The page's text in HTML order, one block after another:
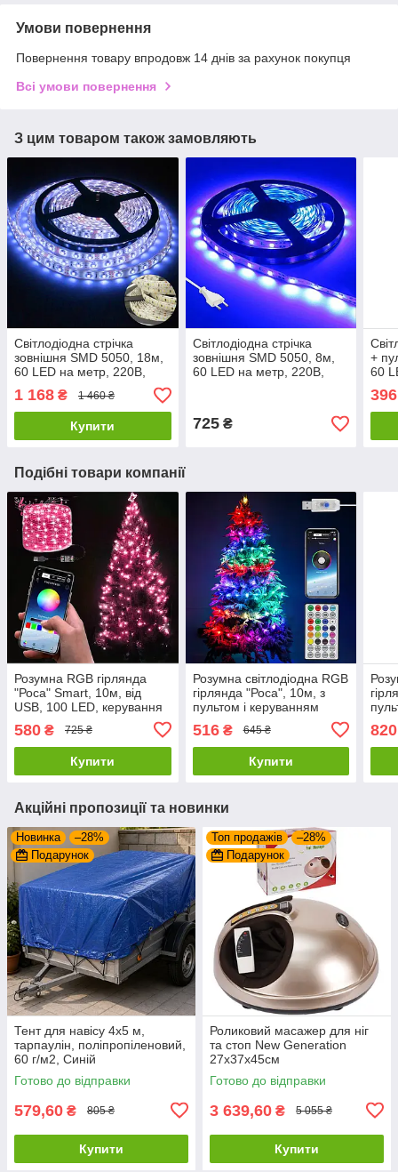
Умови повернення
Повернення товару впродовж 14 днів за рахунок покупця
Всі умови повернення
З цим товаром також замовляють
Світлодіодна стрічка
зовнішня SMD 5050, 18м,
60 LED на метр, 220В,
1 168 ₴ 1 460 ₴
Купити
Світлодіодна стрічка
зовнішня SMD 5050, 8м,
60 LED на метр, 220В,
725₴
+
60
396
Подібні товари компанії
Розумна RGB гірлянда
"Роса" Smart, 10м, від
USB, 100 LED, керування
IP44
580 ₴ 725 ₴
Купити
Розумна світлодіодна RGB
гірлянда "Роса", 10м, з
пультом і керуванням
смартфоном, Bluetooth,
100 LED, від USB
516₴ 645 ₴
Купити
200
820
Акційні пропозиції та новинки
Новинка
–28%
Подарунок
Тент для навісу 4x5 м,
тарпаулін, поліпропіленовий,
60 г/м2, Синій
Готово до відправки
579,60 ₴ 805 ₴
Купити
Топ продажів
–28%
Подарунок
Роликовий масажер для ніг
та стоп New Generation
27х37х45см
Готово до відправки
3 639,60 ₴ 5 055 ₴
Купити